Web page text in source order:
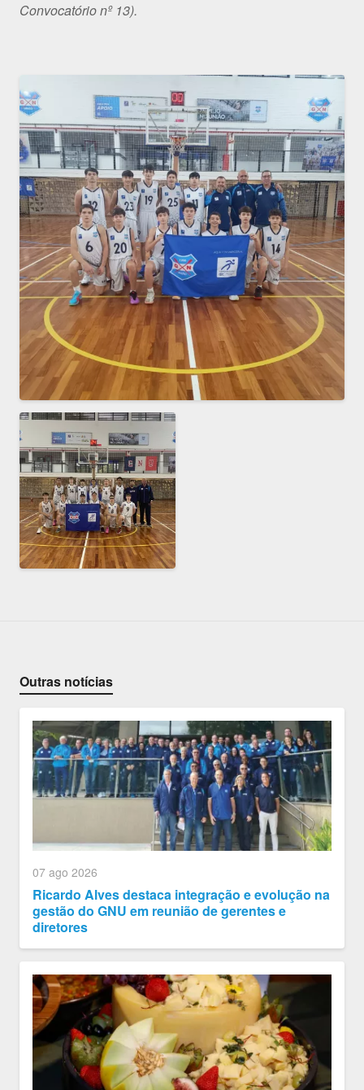
Convocatório nº 13).
Outras notícias
07 ago 2026
Ricardo Alves destaca integração e evolução na
gestão do GNU em reunião de gerentes e
diretores